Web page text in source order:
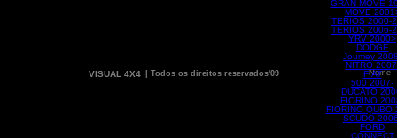
GRAN-MOVE
MOVE
TERIOS 2000-
TERIOS 2006-
YRV 2000>
DODGE
Joumey
NITRO
FIAT
500 2007-
DUCATO
FIORINO
FIORINO QUBO
SCUDO
FORD
CONNECT
VISUAL 4X4 | Todos os direitos reservados'09